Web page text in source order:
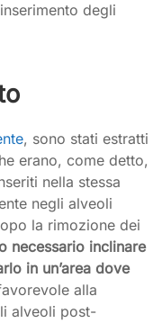
degli
, sono stati estratti
erano, come detto,
nella stessa
negli alveoli
la rimozione dei
necessario inclinare
in un’area dove
alla
alveoli post-